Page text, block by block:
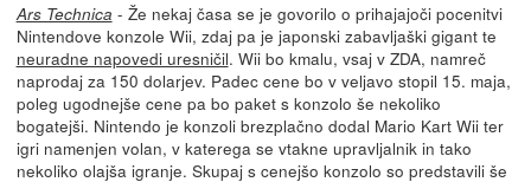
Ars Technica - Že nekaj časa se je govorilo o prihajajoči pocenitvi
Nintendove konzole Wii, zdaj pa je japonski zabavljaški gigant te
neuradne napovedi uresničil. Wii bo kmalu, vsaj v ZDA, namreč
naprodaj za 150 dolarjev. Padec cene bo v veljavo stopil 15. maja,
poleg ugodnejše cene pa bo paket s konzolo še nekoliko
bogatejši. Nintendo je konzoli brezplačno dodal Mario Kart Wii ter
igri namenjen volan, v katerega se vtakne upravljalnik in tako
nekoliko olajša igranje. Skupaj s cenejšo konzolo so predstavili še